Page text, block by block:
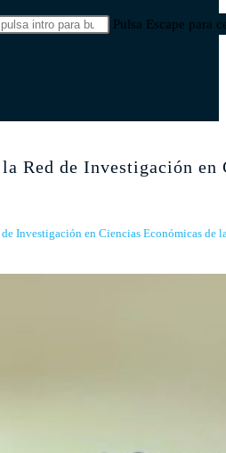
Pulsa Escape para
la Red de Investigación
de Investigación en Ciencias Económicas